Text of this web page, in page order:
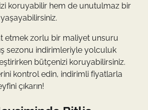
koruyabilir hem de unutulmaz bir
etmek zorlu bir maliyet unsuru
sezonu indirimleriyle yolculuk
bütçenizi koruyabilirsiniz.
kontrol edin, indirimli fiyatlarla
çıkarın!